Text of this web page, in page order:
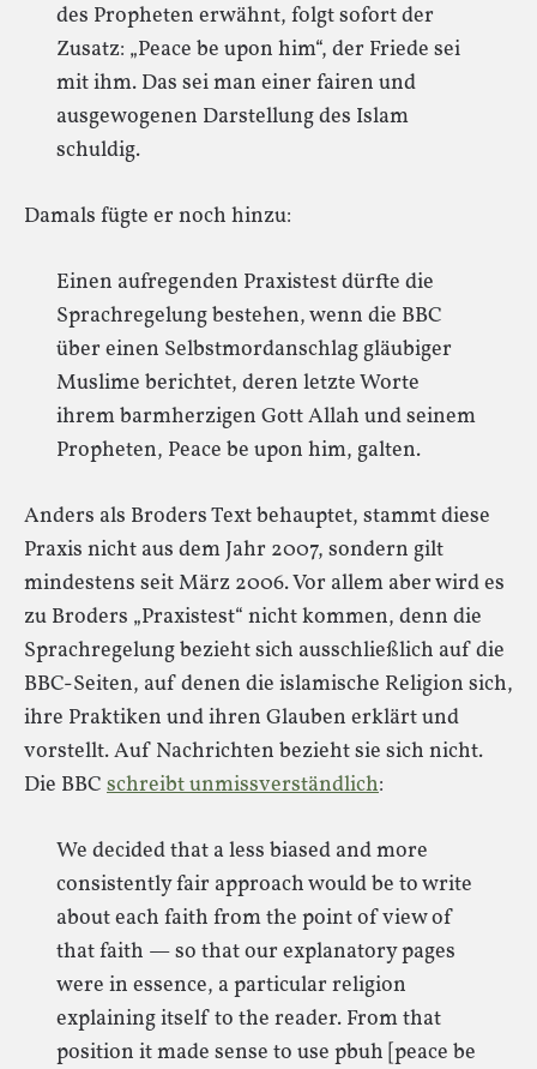
des Propheten erwähnt, folgt sofort der
Zusatz: „Peace be upon him“, der Friede sei
mit ihm. Das sei man einer fairen und
ausgewogenen Darstellung des Islam
schuldig.
Damals fügte er noch hinzu:
Einen aufregenden Praxistest dürfte die
Sprachregelung bestehen, wenn die BBC
über einen Selbstmordanschlag gläubiger
Muslime berichtet, deren letzte Worte
ihrem barmherzigen Gott Allah und seinem
Propheten, Peace be upon him, galten.
Anders als Broders Text behauptet, stammt diese
Praxis nicht aus dem Jahr 2007, sondern gilt
mindestens seit März 2006. Vor allem aber wird es
zu Broders „Praxistest“ nicht kommen, denn die
Sprachregelung bezieht sich ausschließlich auf die
BBC-Seiten, auf denen die islamische Religion sich,
ihre Praktiken und ihren Glauben erklärt und
vorstellt. Auf Nachrichten bezieht sie sich nicht.
Die BBC schreibt unmissverständlich:
We decided that a less biased and more
consistently fair approach would be to write
about each faith from the point of view of
that faith — so that our explanatory pages
were in essence, a particular religion
explaining itself to the reader. From that
position it made sense to use pbuh [peace be